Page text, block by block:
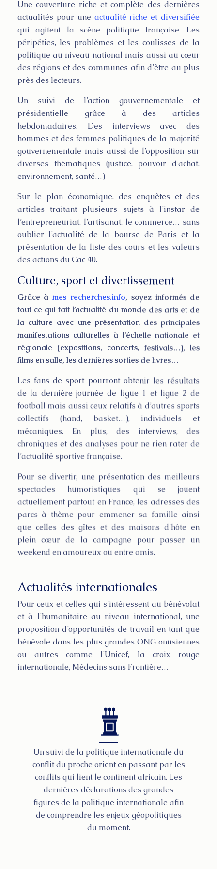
Une couverture riche et complète des dernières
actualités pour une actualité riche et diversifiée
qui agitent la scène politique française. Les
péripéties, les problèmes et les coulisses de la
politique au niveau national mais aussi au cœur
des régions et des communes afin d’être au plus
près des lecteurs.
Un suivi de l’action gouvernementale et
présidentielle grâce à des articles
hebdomadaires. Des interviews avec des
hommes et des femmes politiques de la majorité
gouvernementale mais aussi de l’opposition sur
diverses thématiques (justice, pouvoir d’achat,
environnement, santé…)
Sur le plan économique, des enquêtes et des
articles traitant plusieurs sujets à l’instar de
l’entrepreneuriat, l’artisanat, le commerce… sans
oublier l’actualité de la bourse de Paris et la
présentation de la liste des cours et les valeurs
des actions du Cac 40.
Culture, sport et divertissement
Grâce àmes-recherches.info, soyez informés de
tout ce qui fait l’actualité du monde des arts et de
la culture avec une présentation des principales
manifestations culturelles à l’échelle nationale et
régionale (expositions, concerts, festivals…), les
films en salle, les dernières sorties de livres…
Les fans de sport pourront obtenir les résultats
de la dernière journée de ligue 1 et ligue 2 de
football mais aussi ceux relatifs à d’autres sports
collectifs (hand, basket…), individuels et
mécaniques. En plus, des interviews, des
chroniques et des analyses pour ne rien rater de
l’actualité sportive française.
Pour se divertir, une présentation des meilleurs
spectacles humoristiques qui se jouent
actuellement partout en France, les adresses des
parcs à thème pour emmener sa famille ainsi
que celles des gîtes et des maisons d’hôte en
plein cœur de la campagne pour passer un
weekend en amoureux ou entre amis.
Actualités internationales
Pour ceux et celles qui s’intéressent au bénévolat
et à l’humanitaire au niveau international, une
proposition d’opportunités de travail en tant que
bénévole dans les plus grandes ONG onusiennes
ou autres comme l’Unicef, la croix rouge
internationale, Médecins sans Frontière…
Un suivi de la politique internationale du
conflit du proche orient en passant par les
conflits qui lient le continent africain. Les
dernières déclarations des grandes
figures de la politique internationale afin
de comprendre les enjeux géopolitiques
du moment.